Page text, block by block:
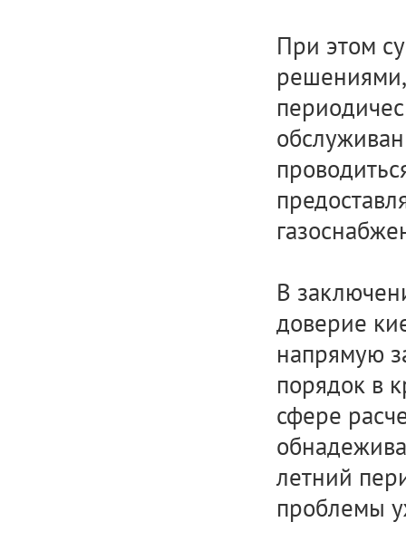
При этом
решениями,
В
доверие
напрямую
порядок в
сфере
летний
проблемы